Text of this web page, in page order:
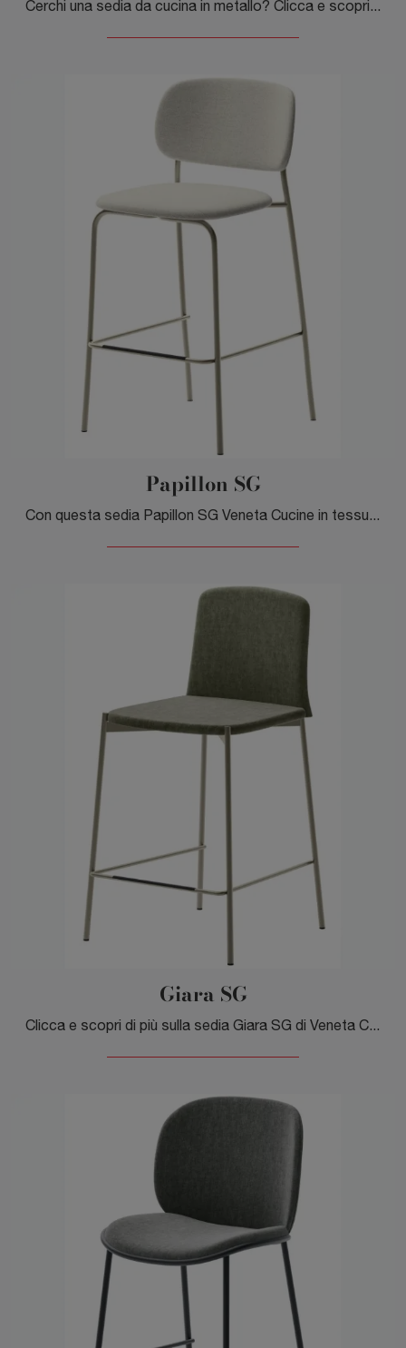
Cerchi una sedia da cucina in metallo? Clicca e scopri il modello Olivia SG di Veneta Cucine per completare i tuoi interni al meglio.
Papillon SG
Con questa sedia Papillon SG Veneta Cucine in tessuto, una tra le nostre sedute sgabelli moderne, potrai arricchire i tuoi locali.
Giara SG
Clicca e scopri di più sulla sedia Giara SG di Veneta Cucine in tessuto: le più originali Sedie sgabelli moderne ti aspettano.